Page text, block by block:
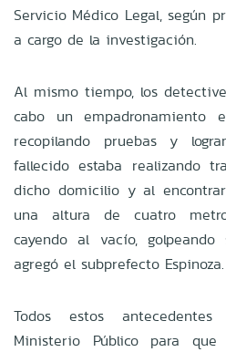
Servicio Médico Legal, según
a cargo de la investigación.
Al mismo tiempo, los
cabo un empadronamiento
recopilando pruebas y
fallecido estaba realizando
dicho domicilio y al
una altura de cuatro
cayendo al vacío,
agregó el subprefecto Espinoza.
Todos estos
Ministerio Público para